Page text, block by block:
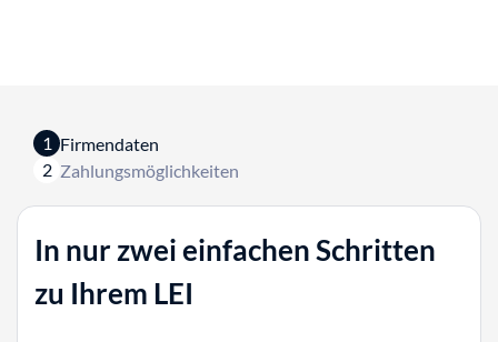
1 Firmendaten
2 Zahlungsmöglichkeiten
In nur zwei einfachen Schritten
zu Ihrem LEI